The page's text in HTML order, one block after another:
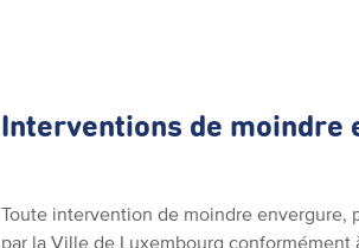
Interventions de moindre
Toute intervention de moindre envergure,
par la Ville de Luxembourg conformément